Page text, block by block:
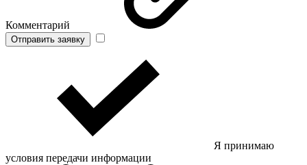
Комментарий
Отправить заявку
Я принимаю
условия передачи информации